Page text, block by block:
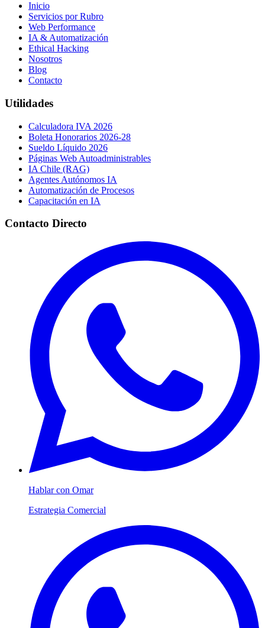
Inicio
Servicios por Rubro
Web Performance
IA & Automatización
Ethical Hacking
Nosotros
Blog
Contacto
Utilidades
Calculadora IVA 2026
Boleta Honorarios 2026-28
Sueldo Líquido 2026
Páginas Web Autoadministrables
IA Chile (RAG)
Agentes Autónomos IA
Automatización de Procesos
Capacitación en IA
Contacto Directo
Hablar con Omar
Estrategia Comercial